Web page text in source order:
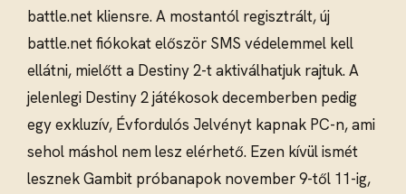
battle.net kliensre. A mostantól regisztrált, új
battle.net fiókokat először SMS védelemmel kell
ellátni, mielőtt a Destiny 2-t aktiválhatjuk rajtuk. A
jelenlegi Destiny 2 játékosok decemberben pedig
egy exkluzív, Évfordulós Jelvényt kapnak PC-n, ami
sehol máshol nem lesz elérhető. Ezen kívül ismét
lesznek Gambit próbanapok november 9-től 11-ig,